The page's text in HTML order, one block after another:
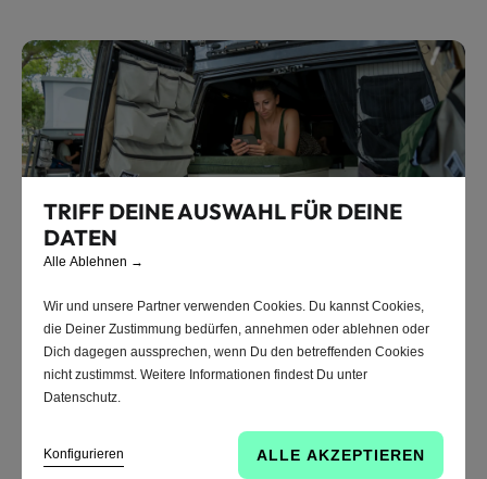
Schlafpolster
Lieber 100 % Schlafkomfort?
Schlafpolster die absolut richtige Wahl. Dank des High
Resilience Kaltschaumkern wird Dein Körpergewicht optmimal
TRIFF DEINE AUSWAHL FÜR DEINE
DATEN
Alle Ablehnen →
Wir und unsere Partner verwenden Cookies. Du kannst Cookies,
die Deiner Zustimmung bedürfen, annehmen oder ablehnen oder
Dich dagegen aussprechen, wenn Du den betreffenden Cookies
nicht zustimmst. Weitere Informationen findest Du unter
Datenschutz.
Konfigurieren ALLE AKZEPTIEREN